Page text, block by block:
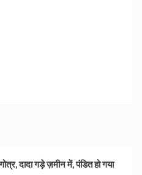
दादा गड़े ज़मीन में, पंडित हो गया